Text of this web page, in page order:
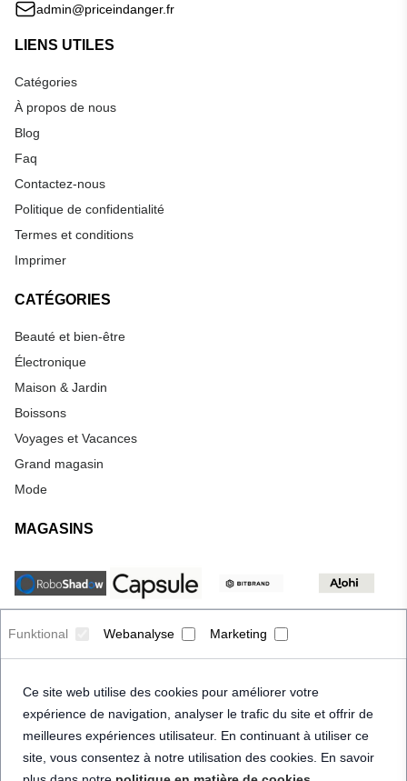
Funktional Webanalyse Marketing
Ce site web utilise des cookies pour améliorer votre
expérience de navigation, analyser le trafic du site et offrir de
meilleures expériences utilisateur. En continuant à utiliser ce
site, vous consentez à notre utilisation des cookies. En savoir
admin@priceindanger.fr
LIENS UTILES
Catégories
À propos de nous
Blog
Faq
Contactez-nous
Politique de confidentialité
Termes et conditions
Imprimer
CATÉGORIES
Beauté et bien-être
Électronique
Maison & Jardin
Boissons
Voyages et Vacances
Grand magasin
Mode
MAGASINS